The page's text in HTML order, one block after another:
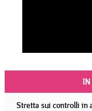
IN
Stretta sui controlli in